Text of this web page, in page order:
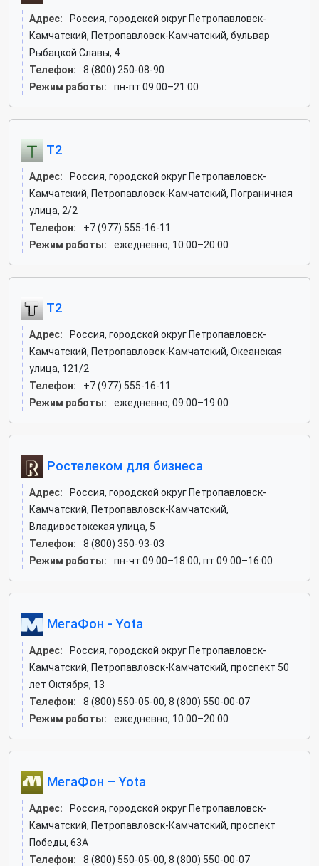
Адрес:
Россия, городской округ Петропавловск-
Камчатский, Петропавловск-Камчатский, бульвар
Рыбацкой Славы, 4
Телефон:
8 (800) 250-08-90
Режим работы:
пн-пт 09:00–21:00
T2
Адрес:
Россия, городской округ Петропавловск-
Камчатский, Петропавловск-Камчатский, Пограничная
улица, 2/2
Телефон:
+7 (977) 555-16-11
Режим работы:
ежедневно, 10:00–20:00
T2
Адрес:
Россия, городской округ Петропавловск-
Камчатский, Петропавловск-Камчатский, Океанская
улица, 121/2
Телефон:
+7 (977) 555-16-11
Режим работы:
ежедневно, 09:00–19:00
Ростелеком для бизнеса
Адрес:
Россия, городской округ Петропавловск-
Камчатский, Петропавловск-Камчатский,
Владивостокская улица, 5
Телефон:
8 (800) 350-93-03
Режим работы:
пн-чт 09:00–18:00; пт 09:00–16:00
МегаФон - Yota
Адрес:
Россия, городской округ Петропавловск-
Камчатский, Петропавловск-Камчатский, проспект 50
лет Октября, 13
Телефон:
8 (800) 550-05-00, 8 (800) 550-00-07
Режим работы:
ежедневно, 10:00–20:00
МегаФон – Yota
Адрес:
Россия, городской округ Петропавловск-
Камчатский, Петропавловск-Камчатский, проспект
Победы, 63А
Телефон:
8 (800) 550-05-00, 8 (800) 550-00-07